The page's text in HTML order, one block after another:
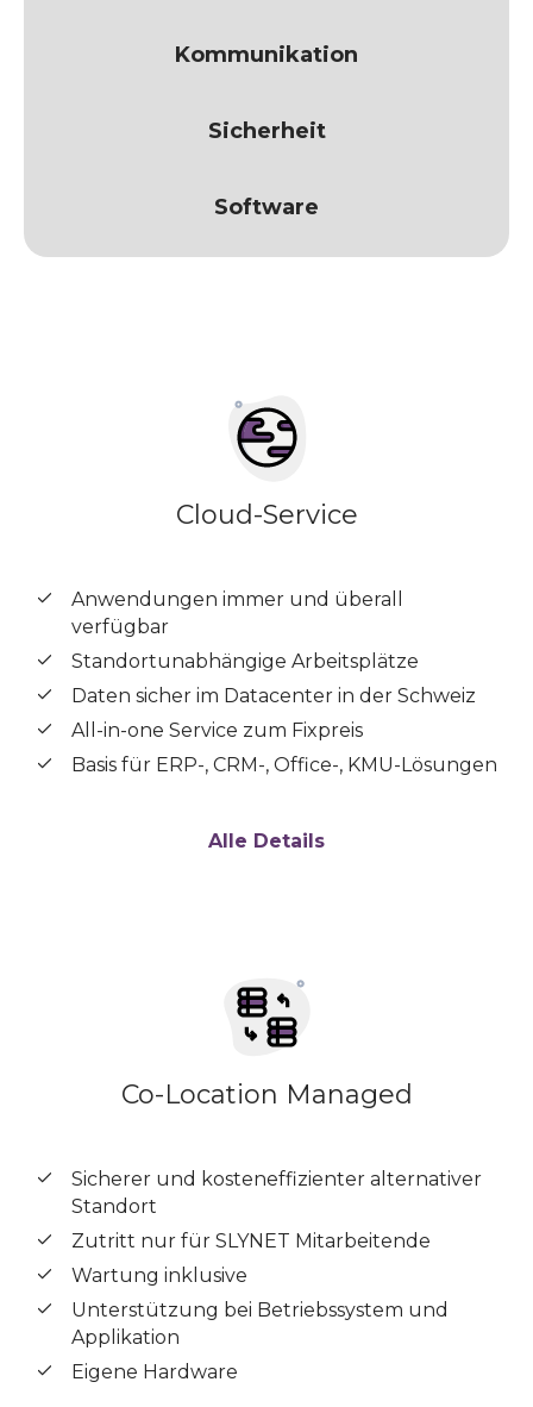
Kommunikation
Sicherheit
Software
Cloud-Service
Anwendungen immer und überall
verfügbar
Standortunabhängige Arbeitsplätze
Daten sicher im Datacenter in der Schweiz
All-in-one Service zum Fixpreis
Basis für ERP-, CRM-, Office-, KMU-Lösungen
Alle Details
Co-Location Managed
Sicherer und kosteneffizienter alternativer
Standort
Zutritt nur für SLYNET Mitarbeitende
Wartung inklusive
Unterstützung bei Betriebssystem und
Applikation
Eigene Hardware